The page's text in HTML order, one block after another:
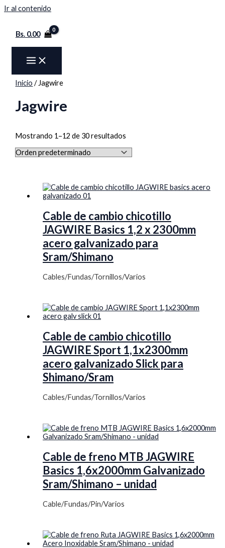
Ir al contenido
Bs.0.00
Inicio / Jagwire
Jagwire
Mostrando 1–12 de 30 resultados
Cable de cambio chicotillo
JAGWIRE Basics 1,2 x 2300mm
acero galvanizado para
Sram/Shimano
Cables/Fundas/Tornillos/Varios
Cable de cambio chicotillo
JAGWIRE Sport 1,1x2300mm
acero galvanizado Slick para
Shimano/Sram
Cables/Fundas/Tornillos/Varios
Cable de freno MTB JAGWIRE
Basics 1,6x2000mm Galvanizado
Sram/Shimano – unidad
Cable/Fundas/Pin/Varios